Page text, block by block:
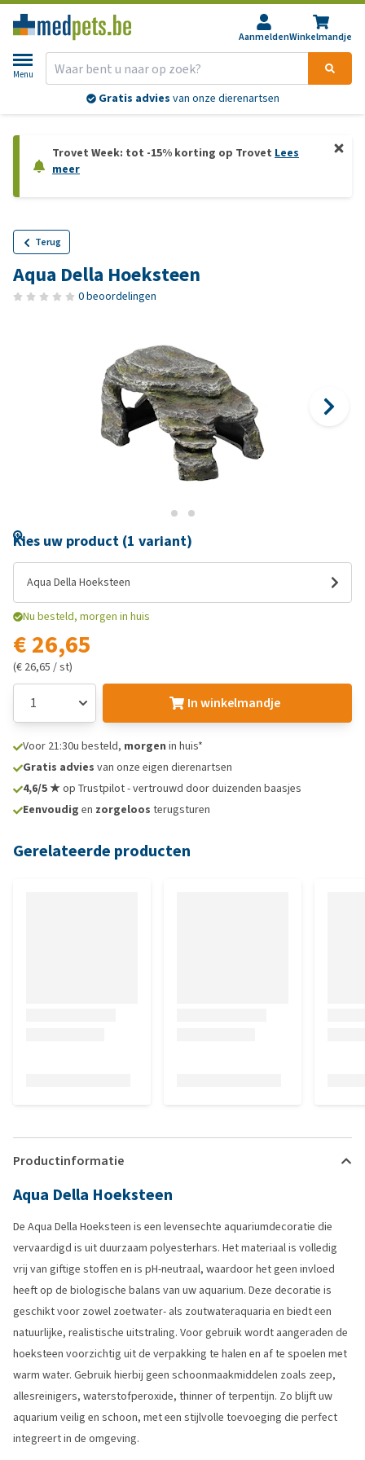
AanmeldenWinkelmandje
Menu
Gratis advies van onze dierenartsen
Trovet Week: tot -15% korting op Trovet Lees
meer
Terug
Aqua Della Hoeksteen
0 beoordelingen
Kies uw product (1 variant)
Aqua Della Hoeksteen
Nu besteld, morgen in huis
€ 26,65
(€ 26,65 / st)
In winkelmandje
Voor 21:30u besteld, morgen in huis*
Gratis advies van onze eigen dierenartsen
4,6/5 ★op Trustpilot - vertrouwd door duizenden baasjes
Eenvoudig en zorgeloos terugsturen
Gerelateerde producten
Productinformatie
Aqua Della Hoeksteen
De Aqua Della Hoeksteen is een levensechte aquariumdecoratie die
vervaardigd is uit duurzaam polyesterhars. Het materiaal is volledig
vrij van giftige stoffen en is pH-neutraal, waardoor het geen invloed
heeft op de biologische balans van uw aquarium. Deze decoratie is
geschikt voor zowel zoetwater- als zoutwateraquaria en biedt een
natuurlijke, realistische uitstraling. Voor gebruik wordt aangeraden de
hoeksteen voorzichtig uit de verpakking te halen en af te spoelen met
warm water. Gebruik hierbij geen schoonmaakmiddelen zoals zeep,
allesreinigers, waterstofperoxide, thinner of terpentijn. Zo blijft uw
aquarium veilig en schoon, met een stijlvolle toevoeging die perfect
integreert in de omgeving.